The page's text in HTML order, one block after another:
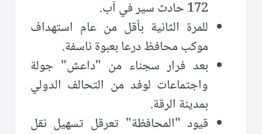
172 حادث سير في آب.
للمرة الثانية بأقل من عام استهداف
موكب محافظ درعا بعبوة ناسفة.
بعد فرار سجناء من "داعش" جولة
واجتماعات لوفد من التحالف الدولي
بمدينة الرقة.
قيود "المحافظة" تعرقل تسهيل نقل